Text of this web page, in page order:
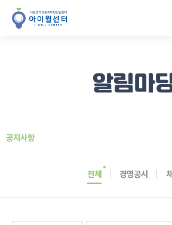
알림마
공지사항
전체 경영공시